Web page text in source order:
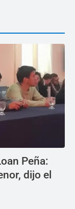
Peña:
dijo el